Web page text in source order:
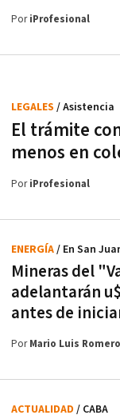
PoriProfesional
El trámite
menos en
LEGALES / Asistencia
PoriProfesional
Mineras del
adelantarán
antes de
ENERGÍA/ En San
PorMario Luis Romero
ACTUALIDAD / CABA